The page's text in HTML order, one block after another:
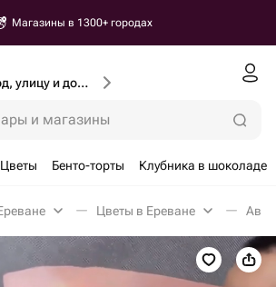
Магазины в 1300+ городах
Введите город, улицу и дом доставки
и магазины
Цветы Бенто-торты Клубника в шоколаде
Цветы в Ереване